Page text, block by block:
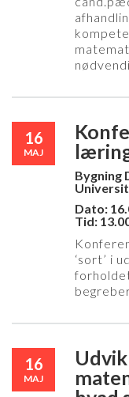
16
MAJ
Bygning
Dato:
Tid:
‘sort’ i
16
MAJ